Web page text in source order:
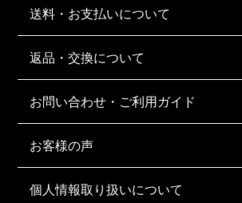
送料・お支払いについて
返品・交換について
お問い合わせ・ご利用ガイド
お客様の声
個人情報取り扱いについて